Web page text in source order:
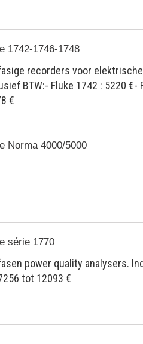
1742-1746-1748
recorders voor
BTW:- Fluke 1742 : 5220 €-
€
Norma 4000/5000
série 1770
power quality analysers.
tot 12093 €